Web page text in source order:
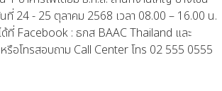
ที่ 24 - 25 ตุลาคม 2568 เวลา 08.00 – 16.00 น.
ด้ที่ Facebook : ธกส BAAC Thailand และ
รือโทรสอบถาม Call Center โทร 02 555 0555